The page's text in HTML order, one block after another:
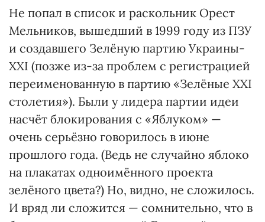
Не попал в список и раскольник Орест
Мельников, вышедший в 1999 году из ПЗУ
и создавшего Зелёную партию Украины-
ХХІ (позже из-за проблем с регистрацией
переименованную в партию «Зелёные ХХІ
столетия»). Были у лидера партии идеи
насчёт блокирования с «Яблуком» —
очень серьёзно говорилось в июне
прошлого года. (Ведь не случайно яблоко
на плакатах одноимённого проекта
зелёного цвета?) Но, видно, не сложилось.
И вряд ли сложится — сомнительно, что в